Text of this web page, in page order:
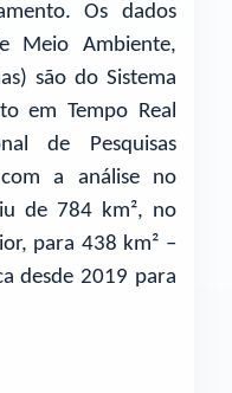
Os dados
Meio Ambiente,
são do Sistema
em Tempo Real
de Pesquisas
a análise no
de 784 km², no
para 438 km² –
desde 2019 para